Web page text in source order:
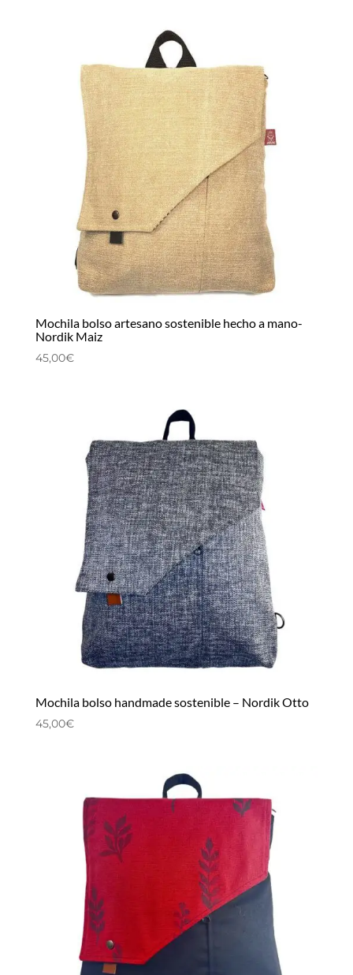
Mochila bolso artesano sostenible hecho a mano-
Nordik Maiz
45,00€
Mochila bolso handmade sostenible – Nordik Otto
45,00€